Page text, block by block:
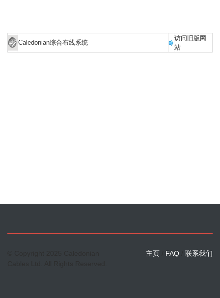
Caledonian综合布线系统
访问旧版网
站
主页 FAQ 联系我们